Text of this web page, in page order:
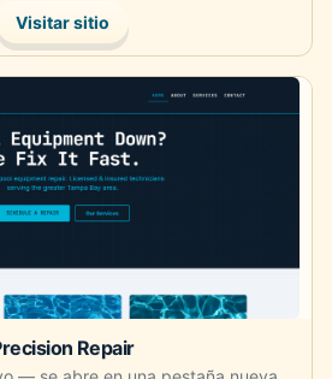
Visitar sitio
vivo en una pestaña nueva.
Repair